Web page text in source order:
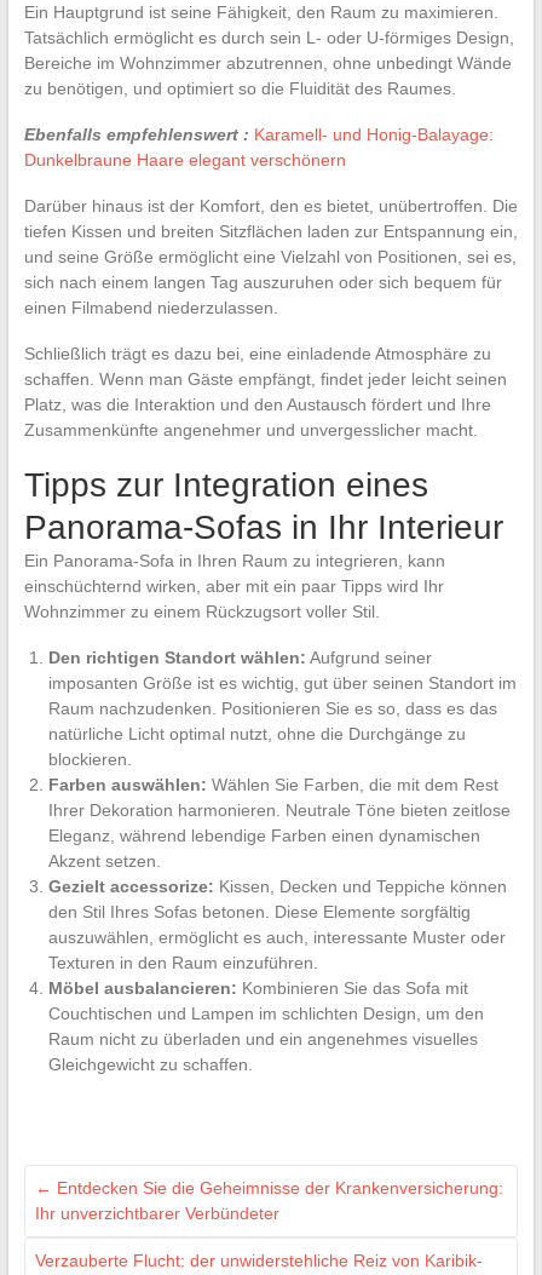
Ein Hauptgrund ist seine Fähigkeit, den Raum zu maximieren.
Tatsächlich ermöglicht es durch sein L- oder U-förmiges Design,
Bereiche im Wohnzimmer abzutrennen, ohne unbedingt Wände
zu benötigen, und optimiert so die Fluidität des Raumes.
Ebenfalls empfehlenswert : Karamell- und Honig-Balayage:
Dunkelbraune Haare elegant verschönern
Darüber hinaus ist der Komfort, den es bietet, unübertroffen. Die
tiefen Kissen und breiten Sitzflächen laden zur Entspannung ein,
und seine Größe ermöglicht eine Vielzahl von Positionen, sei es,
sich nach einem langen Tag auszuruhen oder sich bequem für
einen Filmabend niederzulassen.
Schließlich trägt es dazu bei, eine einladende Atmosphäre zu
schaffen. Wenn man Gäste empfängt, findet jeder leicht seinen
Platz, was die Interaktion und den Austausch fördert und Ihre
Zusammenkünfte angenehmer und unvergesslicher macht.
Tipps zur Integration eines
Panorama-Sofas in Ihr Interieur
Ein Panorama-Sofa in Ihren Raum zu integrieren, kann
einschüchternd wirken, aber mit ein paar Tipps wird Ihr
Wohnzimmer zu einem Rückzugsort voller Stil.
Den richtigen Standort wählen: Aufgrund seiner
imposanten Größe ist es wichtig, gut über seinen Standort im
Raum nachzudenken. Positionieren Sie es so, dass es das
natürliche Licht optimal nutzt, ohne die Durchgänge zu
blockieren.
Farben auswählen: Wählen Sie Farben, die mit dem Rest
Ihrer Dekoration harmonieren. Neutrale Töne bieten zeitlose
Eleganz, während lebendige Farben einen dynamischen
Akzent setzen.
Gezielt accessorize: Kissen, Decken und Teppiche können
den Stil Ihres Sofas betonen. Diese Elemente sorgfältig
auszuwählen, ermöglicht es auch, interessante Muster oder
Texturen in den Raum einzuführen.
Möbel ausbalancieren: Kombinieren Sie das Sofa mit
Couchtischen und Lampen im schlichten Design, um den
Raum nicht zu überladen und ein angenehmes visuelles
Gleichgewicht zu schaffen.
← Entdecken Sie die Geheimnisse der Krankenversicherung:
Ihr unverzichtbarer Verbündeter
Verzauberte Flucht: der unwiderstehliche Reiz von Karibik-